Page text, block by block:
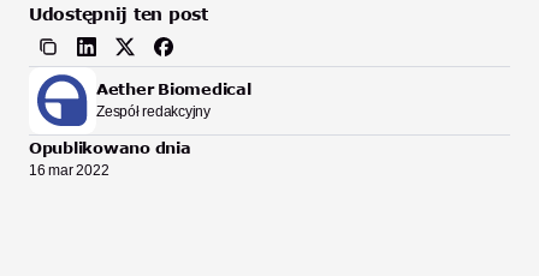
Udostępnij ten post
Aether Biomedical
Zespół redakcyjny
Opublikowano dnia
16 mar 2022